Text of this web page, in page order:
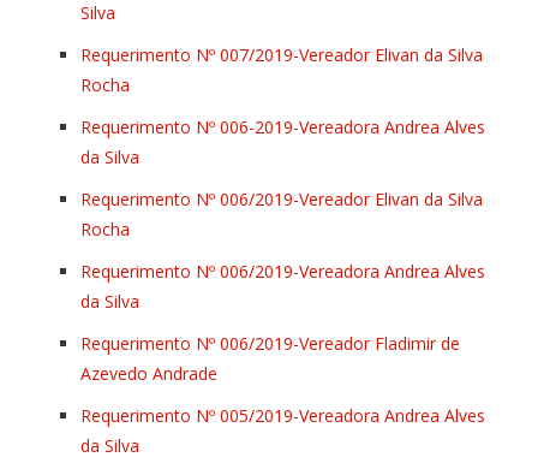
Silva
Requerimento Nº 007/2019-Vereador Elivan da Silva
Rocha
Requerimento Nº 006-2019-Vereadora Andrea Alves
da Silva
Requerimento Nº 006/2019-Vereador Elivan da Silva
Rocha
Requerimento Nº 006/2019-Vereadora Andrea Alves
da Silva
Requerimento Nº 006/2019-Vereador Fladimir de
Azevedo Andrade
Requerimento Nº 005/2019-Vereadora Andrea Alves
da Silva